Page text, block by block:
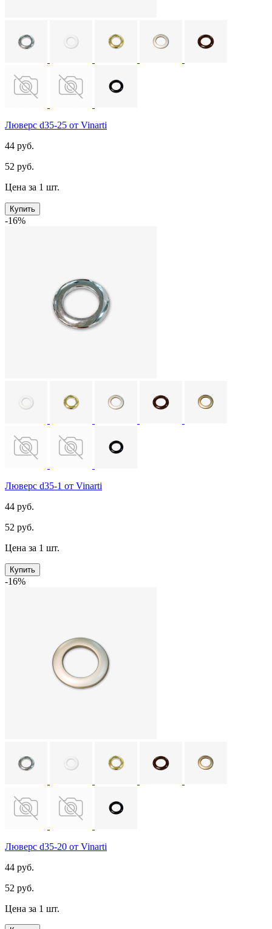
Люверс d35-25 от Vinarti
44 руб.
52 руб.
Цена за 1 шт.
Купить
-16%
Люверс d35-1 от Vinarti
44 руб.
52 руб.
Цена за 1 шт.
Купить
-16%
Люверс d35-20 от Vinarti
44 руб.
52 руб.
Цена за 1 шт.